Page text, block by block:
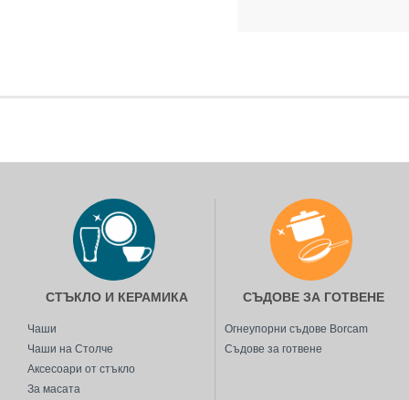
СТЪКЛО И КЕРАМИКА
Чаши
Чаши на Столче
Аксесоари от стъкло
За масата
СЪДОВЕ ЗА ГОТВЕНЕ
Огнеупорни съдове Borcam
Съдове за готвене